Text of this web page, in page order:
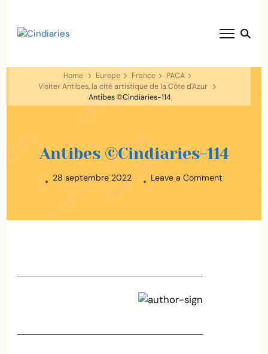
Home Europe France
PACA
Visiter Antibes, la cité artistique de la Côte d'Azur
Antibes ©Cindiaries-114
Antibes ©Cindiaries-114
28 septembre 2022 Leave a Comment